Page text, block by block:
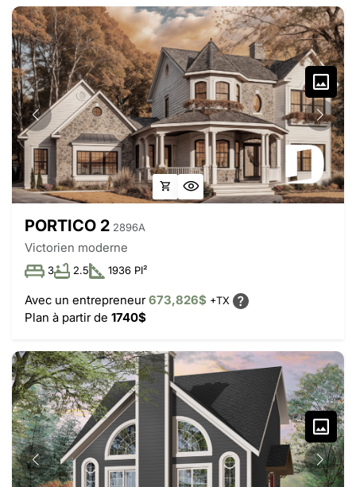
PORTICO 2 2896A
Victorien moderne
3 2.5 1936 PI²
Avec un entrepreneur673,826$ +TX
Plan à partir de 1740$